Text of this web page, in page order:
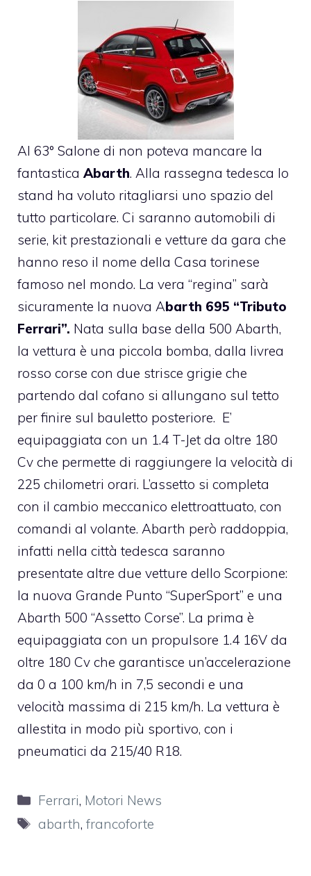
Al 63° Salone di non poteva mancare la
fantastica Abarth. Alla rassegna tedesca lo
stand ha voluto ritagliarsi uno spazio del
tutto particolare. Ci saranno automobili di
serie, kit prestazionali e vetture da gara che
hanno reso il nome della Casa torinese
famoso nel mondo. La vera “regina” sarà
sicuramente la nuova Abarth 695 “Tributo
Ferrari”. Nata sulla base della 500 Abarth,
la vettura è una piccola bomba, dalla livrea
rosso corse con due strisce grigie che
partendo dal cofano si allungano sul tetto
per finire sul bauletto posteriore. E’
equipaggiata con un 1.4 T-Jet da oltre 180
Cv che permette di raggiungere la velocità di
225 chilometri orari. L’assetto si completa
con il cambio meccanico elettroattuato, con
comandi al volante. Abarth però raddoppia,
infatti nella città tedesca saranno
presentate altre due vetture dello Scorpione:
la nuova Grande Punto “SuperSport” e una
Abarth 500 “Assetto Corse”. La prima è
equipaggiata con un propulsore 1.4 16V da
oltre 180 Cv che garantisce un’accelerazione
da 0 a 100 km/h in 7,5 secondi e una
velocità massima di 215 km/h. La vettura è
allestita in modo più sportivo, con i
pneumatici da 215/40 R18.
Categorie
Ferrari, Motori News
Tag
abarth,francoforte